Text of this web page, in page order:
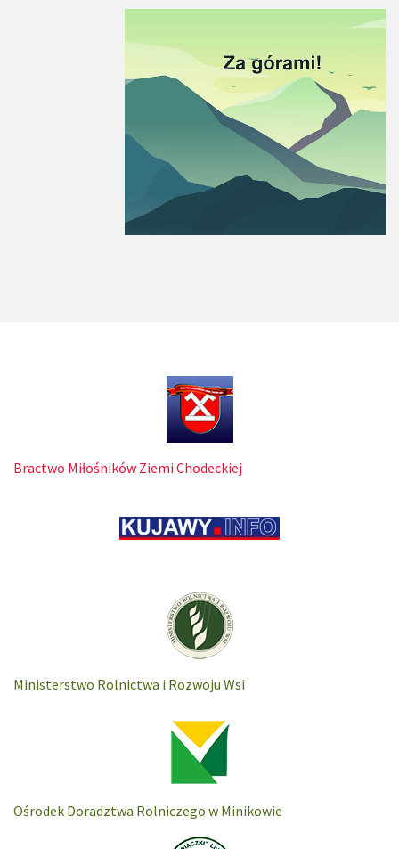
Bractwo Miłośników Ziemi Chodeckiej
Ministerstwo Rolnictwa i Rozwoju Wsi
Ośrodek Doradztwa Rolniczego w Minikowie